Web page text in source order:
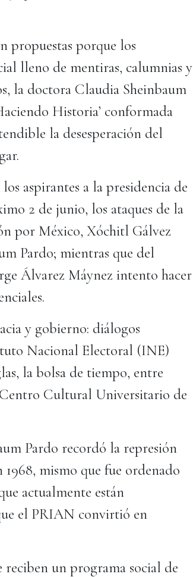
propuestas porque los
lleno de mentiras, calumnias y
la doctora Claudia Sheinbaum
Historia’ conformada
la desesperación del
aspirantes a la presidencia de
2 de junio, los ataques de la
por México, Xóchitl Gálvez
Pardo; mientras que del
Álvarez Máynez intento hacer
y gobierno: diálogos
Nacional Electoral (INE)
la bolsa de tiempo, entre
Cultural Universitario de
Pardo recordó la represión
mismo que fue ordenado
actualmente están
el PRIAN convirtió en
reciben un programa social de